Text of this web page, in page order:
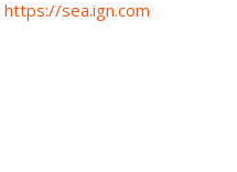
https://sea.ign.com